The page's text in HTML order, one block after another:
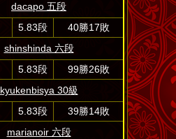
dacapo 五段
5.83段
40勝17敗
shinshinda 六段
5.83段
99勝26敗
kyukenbisya 30級
5.83段
39勝14敗
marianoir 六段